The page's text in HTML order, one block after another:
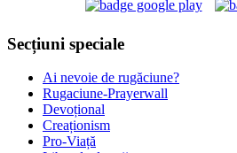
Secțiuni speciale
Ai nevoie de rugăciune?
Rugaciune-Prayerwall
Devoțional
Creaționism
Pro-Viață